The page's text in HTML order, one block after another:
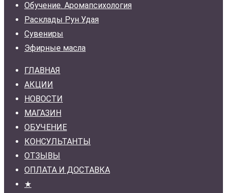
Обучение. Аромапсихология
Расклады Рун Удая
Сувениры
Эфирные масла
ГЛАВНАЯ
АКЦИИ
НОВОСТИ
МАГАЗИН
ОБУЧЕНИЕ
КОНСУЛЬТАНТЫ
ОТЗЫВЫ
ОПЛАТА И ДОСТАВКА
★